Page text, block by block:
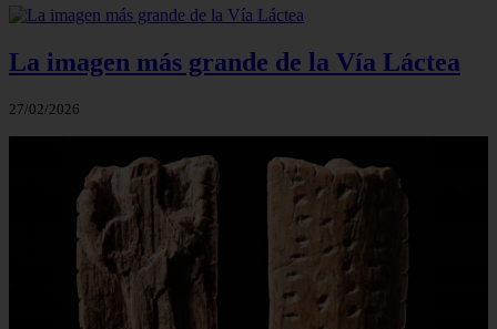
La imagen más grande de la Vía Láctea
27/02/2026